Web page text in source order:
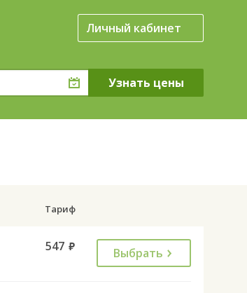
Личный кабинет
Тариф
547 руб. Выбрать